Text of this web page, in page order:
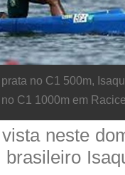
no C1 500m,
C1 1000m em
neste